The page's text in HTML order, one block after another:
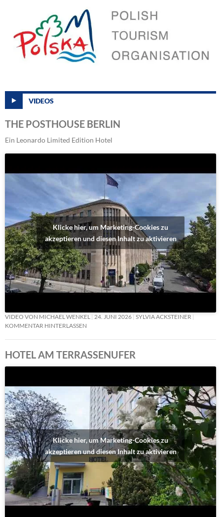
VIDEOS
THE POSTHOUSE BERLIN
Ein Leonardo Limited Edition Hotel
Klicke hier, um Marketing-Cookies zu
akzeptieren und diesen Inhalt zu aktivieren
VIDEO VON MICHAEL WENKEL 24. JUNI 2026 SYLVIA ACKSTEINER
KOMMENTAR HINTERLASSEN
HOTEL AM TERRASSENUFER
Klicke hier, um Marketing-Cookies zu
akzeptieren und diesen Inhalt zu aktivieren